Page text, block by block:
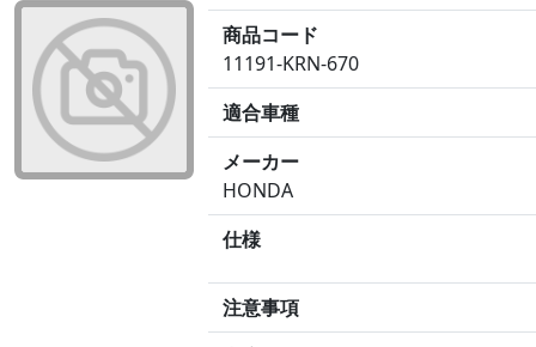
商品コード
11191-KRN-670
適合車種
メーカー
HONDA
仕様
注意事項